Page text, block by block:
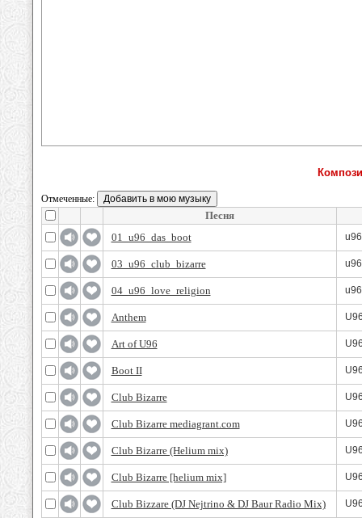
Отмеченные:
Песня
01_u96_das_boot
u96
03_u96_club_bizarre u96
04_u96_love_religion u96
Anthem
Art of U96
Boot II
Club Bizarre
Club Bizarre mediagrant.com
Club Bizarre (Helium mix)
Club Bizarre [helium mix]
Club Bizzare (DJ Nejtrino & DJ Baur Radio Mix)